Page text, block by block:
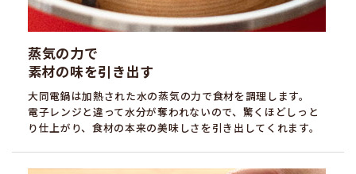
蒸気の力で
素材の味を引き出す
大同電鍋は加熱された水の蒸気の力で食材を調理します。
電子レンジと違って水分が奪われないので、驚くほどしっと
り仕上がり、食材の本来の美味しさを引き出してくれます。